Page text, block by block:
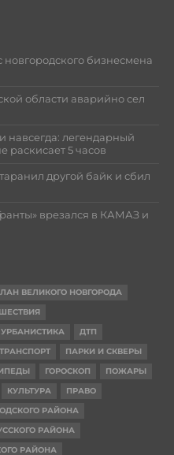
бизнесмена
области аварийно сел
навсегда: легендарный
раскисает 5 часов
другой байк и сбил
врезался в КАМАЗ и
ВЕЛИКОГО НОВГОРОДА
УРБАНИСТИКА
ДТП
ТРАНСПОРТ
ПАРКИ И СКВЕРЫ
ГОРОСКОП
ПОЖАРЫ
КУЛЬТУРА
ПРАВО
РАЙОНА
РАЙОНА
РАЙОНА